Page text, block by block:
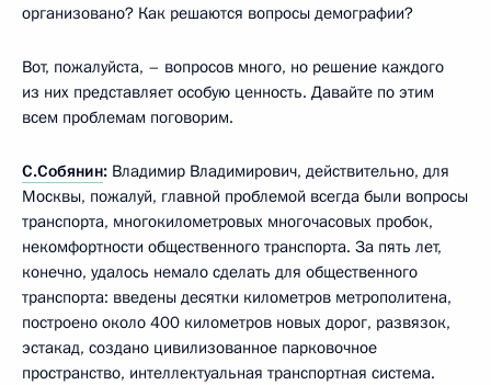
организовано? Как решаются вопросы демографии?
Вот, пожалуйста, – вопросов много, но решение каждого
из них представляет особую ценность. Давайте по этим
всем проблемам поговорим.
С.Собянин: Владимир Владимирович, действительно, для
Москвы, пожалуй, главной проблемой всегда были вопросы
транспорта, многокилометровых многочасовых пробок,
некомфортности общественного транспорта. За пять лет,
конечно, удалось немало сделать для общественного
транспорта: введены десятки километров метрополитена,
построено около 400 километров новых дорог, развязок,
эстакад, создано цивилизованное парковочное
пространство, интеллектуальная транспортная система.